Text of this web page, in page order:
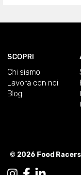
SCOPRI
Chi siamo
Lavora con noi
Blog
© 2026 Food Racers